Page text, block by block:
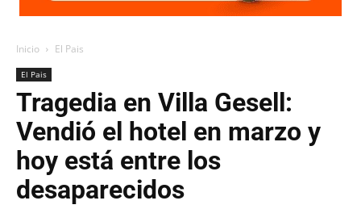
Inicio El Pais
El Pais
Tragedia en Villa Gesell:
Vendió el hotel en marzo y
hoy está entre los
desaparecidos